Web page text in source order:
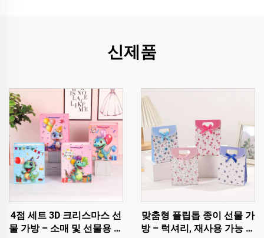
신제품
4점 세트 3D 크리스마스 선
물 가방 – 소매 및 선물용 프
맞춤형 플립톱 종이 선물 가
방 – 럭셔리, 재사용 가능 및